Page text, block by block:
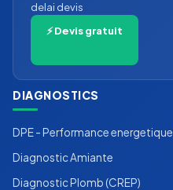
delai devis
⚡ Devis gratuit
DIAGNOSTICS
DPE - Performance energetique
Diagnostic Amiante
Diagnostic Plomb (CREP)